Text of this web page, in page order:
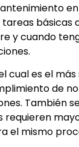
básicas
y cuando
cual es el
de
También
el mismo